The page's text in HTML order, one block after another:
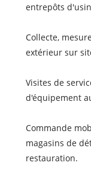
entrepôts
Collecte,
extérieur sur
Visites de
d'équipement
Commande
magasins de
restauration.